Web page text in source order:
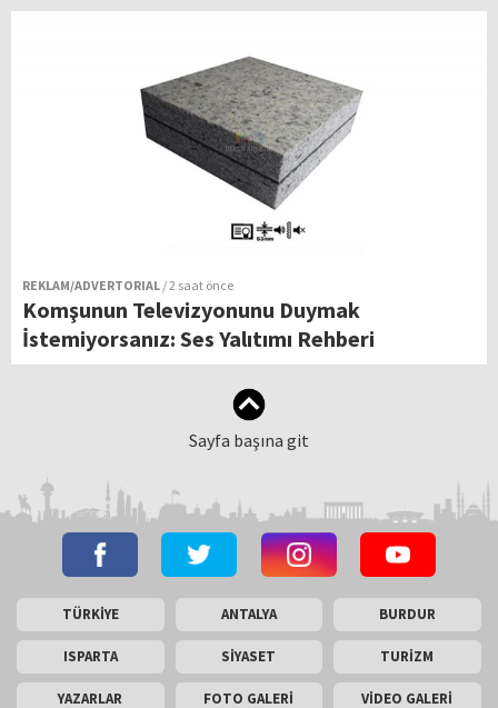
REKLAM/ADVERTORIAL / 2 saat önce
Komşunun Televizyonunu Duymak
İstemiyorsanız: Ses Yalıtımı Rehberi
Sayfa başına git
TÜRKİYE ANTALYA BURDUR
ISPARTA SİYASET TURİZM
YAZARLAR FOTO GALERİ VİDEO GALERİ